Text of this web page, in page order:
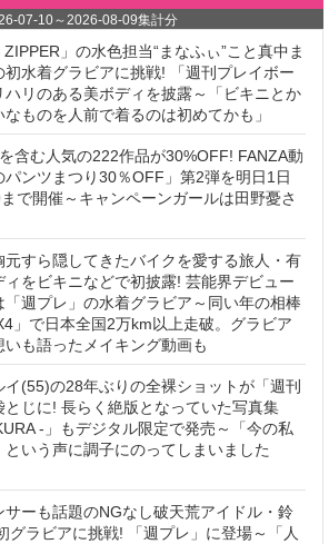
07-10～2026-08-09集計分
ZIPPER」の水色担当“まなふぃ”こと真中ま
初水着グラビアに挑戦! 「週刊プレイボー
ハリのある美ボディを披露～「ビキニとか
ものを人前で着るのは初めてかも」
含む人気の222作品が30%OFF! FANZA動
パンツまつり30％OFF」第2弾を明日1日
で開催～キャンペーンガールは田野憂さ
元すら隠してきたバイクを愛する旅人・有
ィをビキニなどで初披露! 芸能界デビュー
「週プレ」の水着グラビア～同い年の相棒
」で日本全国2万km以上走破。グラビア
いも語ったメイキング動画も
イ(55)の28年ぶりの全裸ショットが「週刊
とじに! 長らく絶版となっていた写真集
-」もデジタル限定で発売～「今の私
という声に調子にのってしまいました
サーも話題のNGなし破天荒アイドル・鈴
グラビアに挑戦! 「週プレ」に登場～「人